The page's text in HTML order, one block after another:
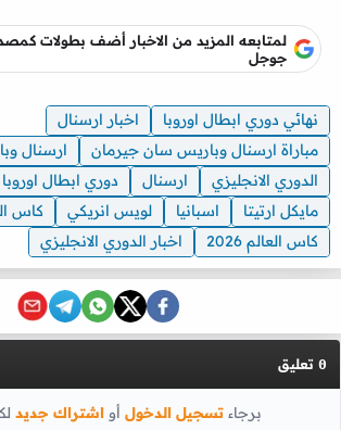
لمتابعه المزيد من الاخبار أضف بطولات
جوجل
نهائي دوري ابطال اوروبا
اخبار ارسنال
مباراة ارسنال وباريس سان جيرمان
ارسنال
الدوري الانجليزي
ارسنال دوري ابطال اوروبا
مايكل ارتيتا
اسبانيا لويس انريكي
كاس
كاس العالم 2026
اخبار الدوري الانجليزي
0 تعليق
برجاءتسجيل الدخول أواشتراك جديد